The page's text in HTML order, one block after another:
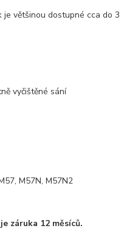
je většinou dostupné cca do 3
vyčištěné sání
M57N, M57N2
záruka 12 měsíců.